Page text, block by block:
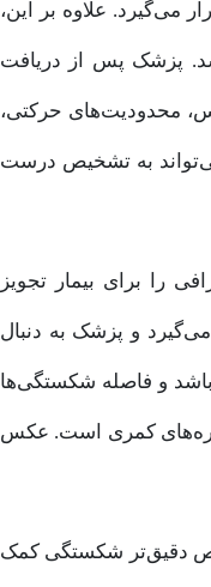
می‌گیرد. علاوه بر این‌،
پزشک پس از دریافت
محدودیت‌های حرکتی،
به تشخیص درست
را برای بیمار تجویز
و پزشک به دنبال
و فاصله شکستگی‌ها
کمری است. عکس
دقیق‌تر شکستگی کمک